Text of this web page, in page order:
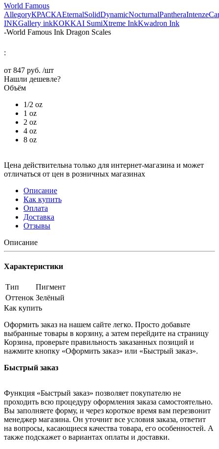
World Famous
AllegoryКРАСКАEternalSolidDynamicNocturnalPantheraIntenze
INKGallery inkKOKKAI SumiXtreme InkKwadron Ink
-World Famous Ink Dragon Scales
:
от 847 руб. /шт
Нашли дешевле?
Объём
1/2 oz
1 oz
2 oz
4 oz
8 oz
Цена действительна только для интернет-магазина и может
отличаться от цен в розничных магазинах
Описание
Как купить
Оплата
Доставка
Отзывы
Описание
Характеристики
Тип
Пигмент
Оттенок Зелёный
Как купить
Оформить заказ на нашем сайте легко. Просто добавьте
выбранные товары в корзину, а затем перейдите на страницу
Корзина, проверьте правильность заказанных позиций и
нажмите кнопку «Оформить заказ» или «Быстрый заказ».
Быстрый заказ
Функция «Быстрый заказ» позволяет покупателю не
проходить всю процедуру оформления заказа самостоятельно.
Вы заполняете форму, и через короткое время вам перезвонит
менеджер магазина. Он уточнит все условия заказа, ответит
на вопросы, касающиеся качества товара, его особенностей. А
также подскажет о вариантах оплаты и доставки.